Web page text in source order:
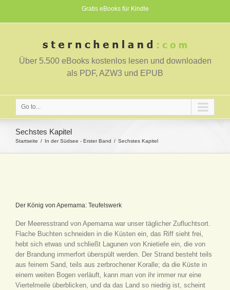
Gratis eBooks für Kindle
Über 5.500 eBooks kostenlos lesen und downloaden
als PDF, AZW3 und EPUB
Go to...
Sechstes Kapitel
Startseite In der Südsee - Erster Band Sechstes Kapitel
Der König von Apemama: Teufelswerk
Der Meeresstrand von Apemama war unser täglicher Zufluchtsort.
Flache Buchten schneiden in die Küsten ein, das Riff sieht frei,
hebt sich etwas und schließt Lagunen von Knietiefe ein, die von
der Brandung immerfort überspült werden. Der Strand besteht teils
aus feinem Sand, teils aus zerbrochener Koralle; da die Küste in
einem weiten Bogen verläuft, kann man von ihr immer nur eine
Viertelmeile überblicken, und da das Land so niedrig ist, scheint